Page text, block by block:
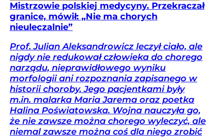
Mistrzowie polskiej medycyny. Przekraczał
granice, mówił: „Nie ma chorych
nieuleczalnie”
Prof. Julian Aleksandrowicz leczył ciało, ale
nigdy nie redukował człowieka do chorego
narządu, nieprawidłowego wyniku
morfologii ani rozpoznania zapisanego w
historii choroby. Jego pacjentkami były
m.in. malarka Maria Jarema oraz poetka
Halina Poświatowska. Wojna nauczyła go,
że nie zawsze można chorego wyleczyć, ale
niemal zawsze można coś dla niego zrobić